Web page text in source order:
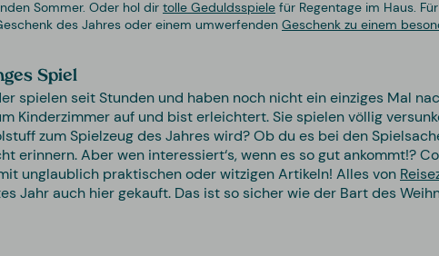
Sommer. Oder hol dir tolle Geduldsspiele für Regentage im Haus.
des Jahres oder einem umwerfenden Geschenk zu einem
Spiel
spielen seit Stunden und haben noch nicht ein einziges Mal
Kinderzimmer auf und bist erleichtert. Sie spielen völlig
zum Spielzeug des Jahres wird? Ob du es bei den
erinnern. Aber wen interessiert‘s, wenn es so gut ankommt!?
unglaublich praktischen oder witzigen Artikeln! Alles von
Jahr auch hier gekauft. Das ist so sicher wie der Bart des